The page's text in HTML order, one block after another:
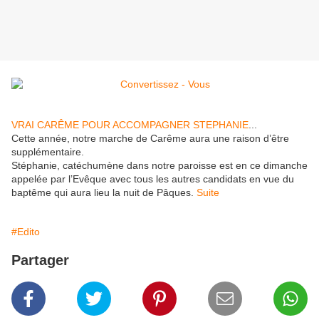
VRAI CARÊME POUR ACCOMPAGNER STEPHANIE
Cette année, notre marche de Carême aura une raison d’être
supplémentaire.
Stéphanie, catéchumène dans notre paroisse est en ce dimanche
appelée par l’Evêque avec tous les autres candidats en vue du
baptême qui aura lieu la nuit de Pâques. Suite
#Edito
Partager